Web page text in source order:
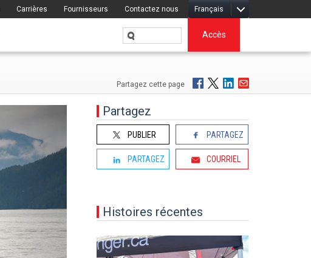
Français
Carrières Fournisseurs Contactez nous
Accès
Partagez cette page
Partagez
PUBLIER PARTAGEZ
PARTAGEZ COURRIEL
Histoires récentes